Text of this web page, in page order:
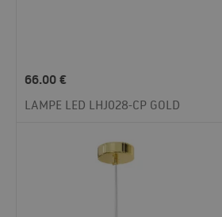
66.00€
LAMPE LED LHJ028-CP GOLD